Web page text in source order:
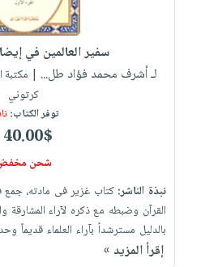
سفير العالمين في
لـ أشرف محمد فؤاد طل... | مكتبة
كرتوني
توفر الكتاب:
40.00$
شحن
نبذة الناشر:كتاب غزير فى مادته،
القرآن وضبطه مع ذكره لآراء المشارقة
بالدليل مسترشداً بآراء العلماء قديماً
إقرأ المزيد »